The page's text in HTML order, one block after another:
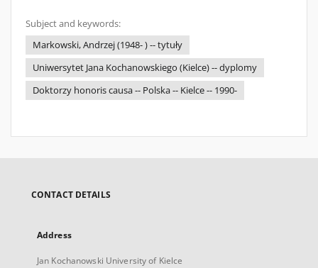
Subject and keywords:
Markowski, Andrzej (1948- ) -- tytuły
Uniwersytet Jana Kochanowskiego (Kielce) -- dyplomy
Doktorzy honoris causa -- Polska -- Kielce -- 1990-
CONTACT DETAILS
Address
Jan Kochanowski University of Kielce